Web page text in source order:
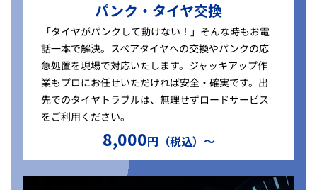
パンク・タイヤ交換
「タイヤがパンクして動けない！」そんな時もお電
話一本で解決。スペアタイヤへの交換やパンクの応
急処置を現場で対応いたします。ジャッキアップ作
業もプロにお任せいただければ安全・確実です。出
先でのタイヤトラブルは、無理せずロードサービス
をご利用ください。
8,000円（税込）〜